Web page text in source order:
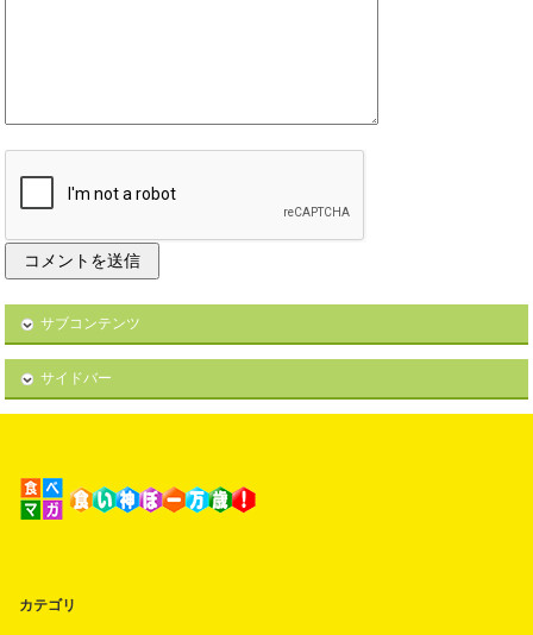
サブコンテンツ
サイドバー
カテゴリ